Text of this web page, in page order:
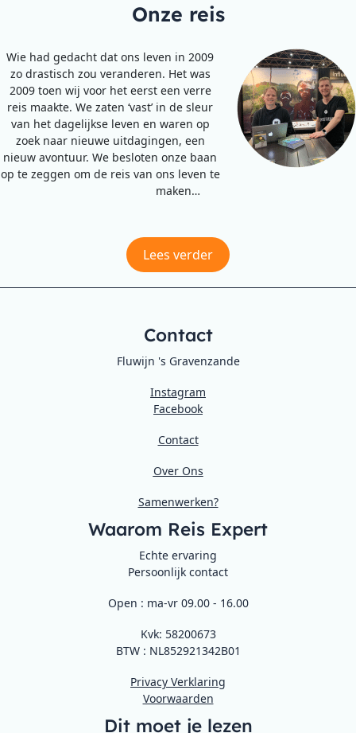
Onze reis
Wie had gedacht dat ons leven in 2009
zo drastisch zou veranderen. Het was
2009 toen wij voor het eerst een verre
reis maakte. We zaten ‘vast’ in de sleur
van het dagelijkse leven en waren op
zoek naar nieuwe uitdagingen, een
nieuw avontuur. We besloten onze baan
op te zeggen om de reis van ons leven te
maken…
Lees verder
Contact
Fluwijn 's Gravenzande
Instagram
Facebook
Contact
Over Ons
Samenwerken?
Waarom Reis Expert
Echte ervaring
Persoonlijk contact
Open : ma-vr 09.00 - 16.00
Kvk: 58200673
BTW : NL852921342B01
Privacy Verklaring
Voorwaarden
Dit moet je lezen